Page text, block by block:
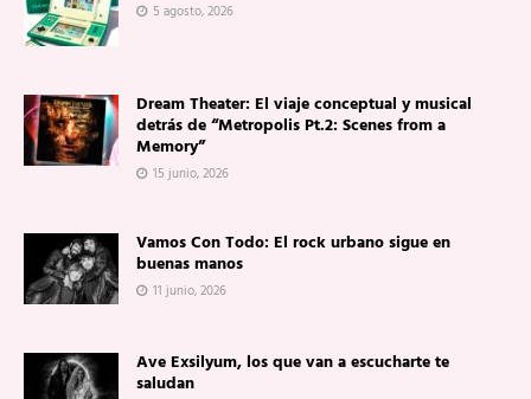
5 agosto, 2026
Dream Theater: El viaje conceptual y musical
detrás de “Metropolis Pt.2: Scenes from a
Memory”
15 junio, 2026
Vamos Con Todo: El rock urbano sigue en
buenas manos
11 junio, 2026
Ave Exsilyum, los que van a escucharte te
saludan